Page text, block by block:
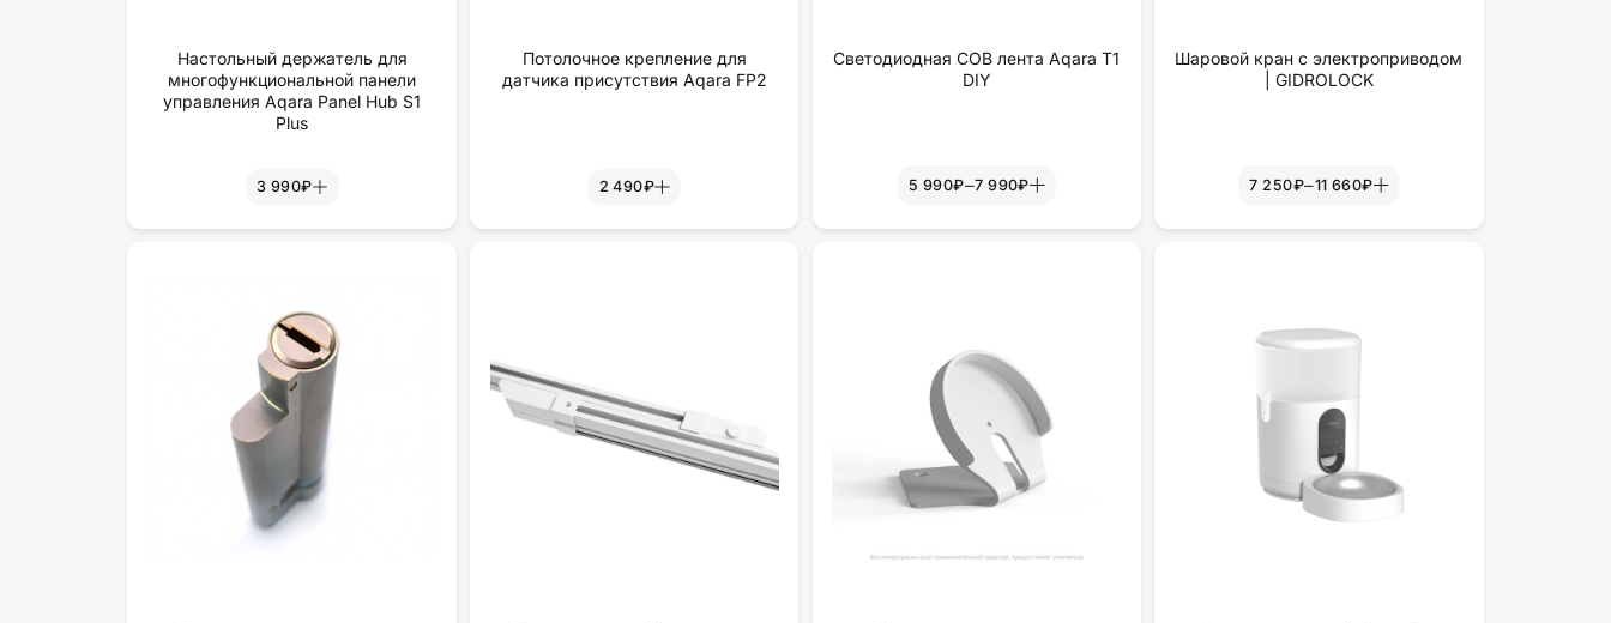
Настольный держатель для
многофункциональной панели
управления Aqara Panel Hub S1
Plus
3 990₽
Потолочное крепление для
датчика присутствия Aqara FP2
2 490₽
Светодиодная COB лента Aqara T1
DIY
5 990₽–7 990₽
Шаровой кран с электроприводом
| GIDROLOCK
7 250₽–11 660₽